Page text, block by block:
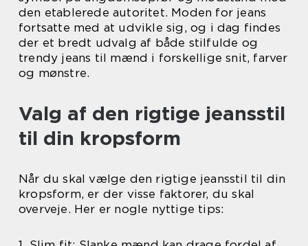
den etablerede autoritet. Moden for jeans
fortsatte med at udvikle sig, og i dag findes
der et bredt udvalg af både stilfulde og
trendy jeans til mænd i forskellige snit, farver
og mønstre.
Valg af den rigtige jeansstil
til din kropsform
Når du skal vælge den rigtige jeansstil til din
kropsform, er der visse faktorer, du skal
overveje. Her er nogle nyttige tips: